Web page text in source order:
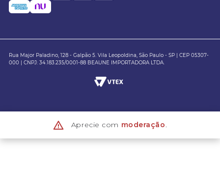
Rua Major Paladino, 128 - Galpão 5. Vila Leopoldina, São Paulo - SP | CEP 05307-
000 | CNPJ: 34.183.235/0001-88 BEAUNE IMPORTADORA LTDA.
Aprecie com moderação.